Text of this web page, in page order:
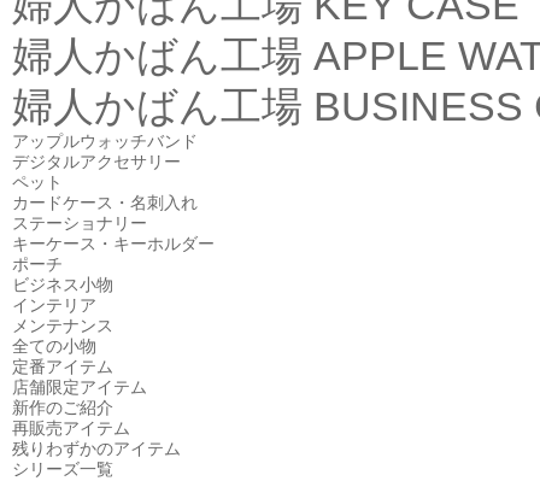
婦人かばん工場 APPLE
婦人かばん工場 BUSINESS
アップルウォッチバンド
デジタルアクセサリー
ペット
カードケース・名刺入れ
ステーショナリー
キーケース・キーホルダー
ポーチ
ビジネス小物
インテリア
メンテナンス
全ての小物
定番アイテム
店舗限定アイテム
新作のご紹介
再販売アイテム
残りわずかのアイテム
シリーズ一覧